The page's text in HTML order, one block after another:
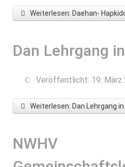
Weiterlesen: Daehan-
Dan Lehrgang
Veröffentlicht: 19. März
Weiterlesen: Dan Lehrgang
NWHV